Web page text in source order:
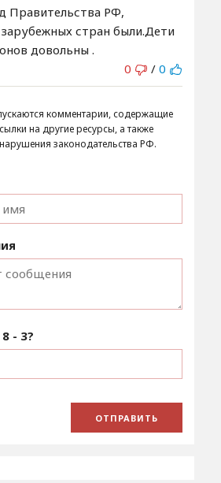
Правительства РФ,
стран были.Дети
довольны .
0
/ 0
комментарии, содержащие
на другие ресурсы, а также
законодательства РФ.
8 - 3?